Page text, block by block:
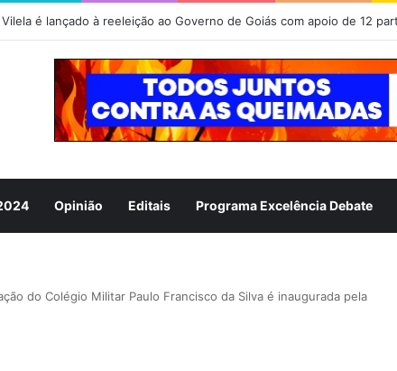
Opinião Editais Programa Excelência Debate
do Colégio Militar Paulo Francisco da Silva é inaugurada pela